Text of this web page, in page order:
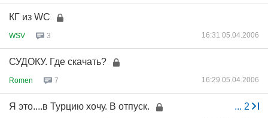
КГ из WC
WSV 3 16:31 05.04.2006
СУДОКУ. Где скачать?
Romen 7 16:29 05.04.2006
... 2
Я это....в Турцию хочу. В отпуск.